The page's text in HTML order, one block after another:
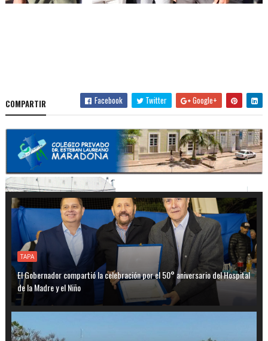
COMPARTIR Facebook Twitter Google+
TAPA
El Gobernador compartió la celebración por el 50° aniversario del Hospital
de la Madre y el Niño